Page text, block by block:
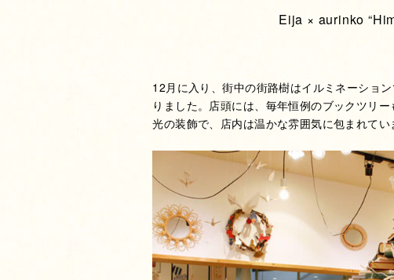
Eija × aurinko
12月に入り、街中の街路樹はイルミネーショ
りました。店頭には、毎年恒例のブックツリ
光の装飾で、店内は温かな雰囲気に包まれてい